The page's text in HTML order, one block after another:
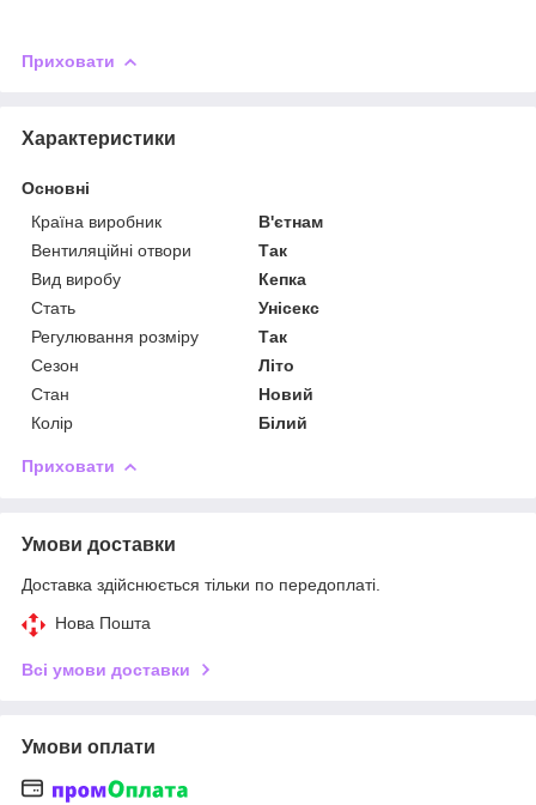
Приховати
Характеристики
Основні
Країна виробник
В'єтнам
Вентиляційні отвори
Так
Вид виробу
Кепка
Стать
Унісекс
Регулювання розміру
Так
Сезон
Літо
Стан
Новий
Колір
Білий
Приховати
Умови доставки
Доставка здійснюється тільки по передоплаті.
Нова Пошта
Всі умови доставки
Умови оплати